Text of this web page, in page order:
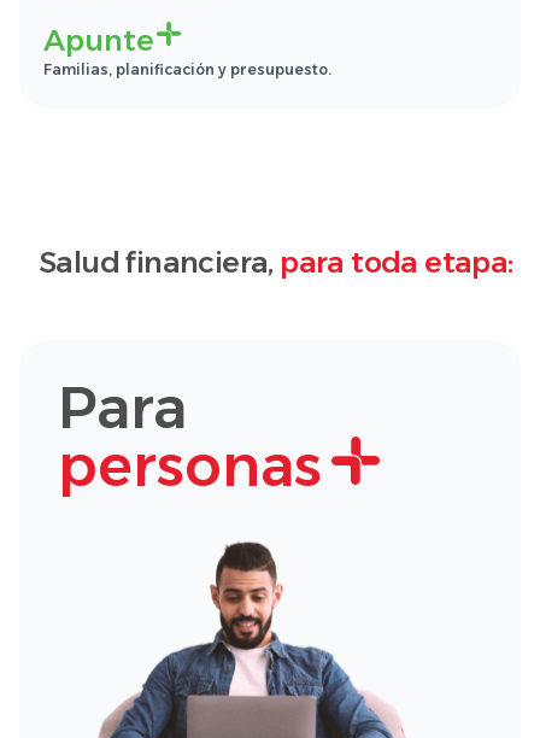
Apunte
Familias, planificación y presupuesto.
Salud financiera, para toda etapa:
Para
personas